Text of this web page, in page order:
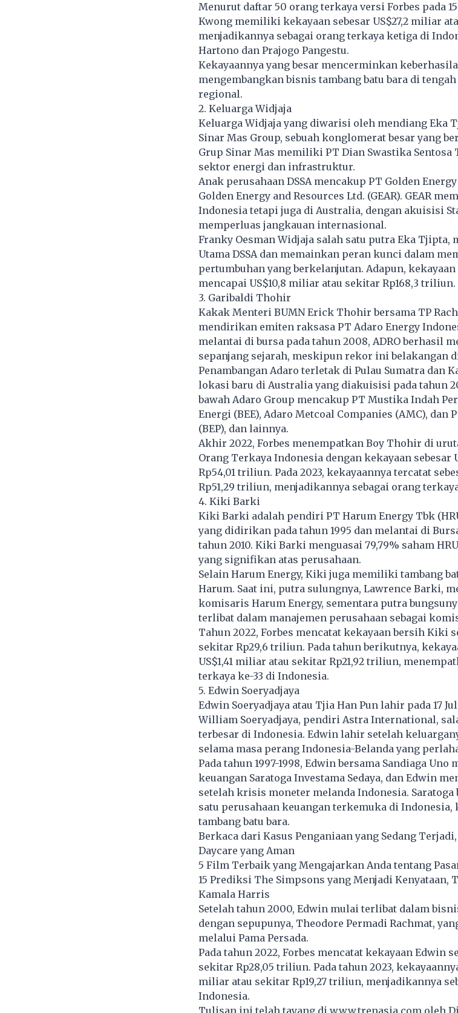
Menurut daftar 50 orang terkaya versi Forbes pada
Kwong memiliki kekayaan sebesar US$27,2 miliar
menjadikannya sebagai orang terkaya ketiga di
Hartono dan Prajogo Pangestu.
Kekayaannya yang besar mencerminkan
mengembangkan bisnis tambang batu bara di
regional.
2. Keluarga Widjaja
Keluarga Widjaja yang diwarisi oleh mendiang Eka
Sinar Mas Group, sebuah konglomerat besar yang
Grup Sinar Mas memiliki PT Dian Swastika Sentosa
sektor energi dan infrastruktur.
Anak perusahaan DSSA mencakup PT Golden
Golden Energy and Resources Ltd. (GEAR). GEAR
Indonesia tetapi juga di Australia, dengan akuisisi
memperluas jangkauan internasional.
Franky Oesman Widjaja salah satu putra Eka Tjipta,
Utama DSSA dan memainkan peran kunci dalam
pertumbuhan yang berkelanjutan. Adapun,
mencapai US$10,8 miliar atau sekitar Rp168,3 triliun.
3. Garibaldi Thohir
Kakak Menteri BUMN Erick Thohir bersama TP
mendirikan emiten raksasa PT Adaro Energy
melantai di bursa pada tahun 2008, ADRO berhasil
sepanjang sejarah, meskipun rekor ini belakangan
Penambangan Adaro terletak di Pulau Sumatra dan
lokasi baru di Australia yang diakuisisi pada tahun
bawah Adaro Group mencakup PT Mustika Indah
Energi (BEE), Adaro Metcoal Companies (AMC), dan
(BEP), dan lainnya.
Akhir 2022, Forbes menempatkan Boy Thohir di
Orang Terkaya Indonesia dengan kekayaan sebesar
Rp54,01 triliun. Pada 2023, kekayaannya tercatat
Rp51,29 triliun, menjadikannya sebagai orang terkaya
4. Kiki Barki
Kiki Barki adalah pendiri PT Harum Energy Tbk
yang didirikan pada tahun 1995 dan melantai di
tahun 2010. Kiki Barki menguasai 79,79% saham
yang signifikan atas perusahaan.
Selain Harum Energy, Kiki juga memiliki tambang
Harum. Saat ini, putra sulungnya, Lawrence Barki,
komisaris Harum Energy, sementara putra
terlibat dalam manajemen perusahaan sebagai
Tahun 2022, Forbes mencatat kekayaan bersih Kiki
sekitar Rp29,6 triliun. Pada tahun berikutnya,
US$1,41 miliar atau sekitar Rp21,92 triliun,
terkaya ke-33 di Indonesia.
5. Edwin Soeryadjaya
Edwin Soeryadjaya atau Tjia Han Pun lahir pada 17
William Soeryadjaya, pendiri Astra International,
terbesar di Indonesia. Edwin lahir setelah
selama masa perang Indonesia-Belanda yang
Pada tahun 1997-1998, Edwin bersama Sandiaga
keuangan Saratoga Investama Sedaya, dan Edwin
setelah krisis moneter melanda Indonesia. Saratoga
satu perusahaan keuangan terkemuka di
tambang batu bara.
Berkaca dari Kasus Penganiaan yang Sedang
Daycare yang Aman
5 Film Terbaik yang Mengajarkan Anda tentang
15 Prediksi The Simpsons yang Menjadi Kenyataan,
Kamala Harris
Setelah tahun 2000, Edwin mulai terlibat dalam
dengan sepupunya, Theodore Permadi Rachmat,
melalui Pama Persada.
Pada tahun 2022, Forbes mencatat kekayaan Edwin
sekitar Rp28,05 triliun. Pada tahun 2023,
miliar atau sekitar Rp19,27 triliun, menjadikannya
Indonesia.